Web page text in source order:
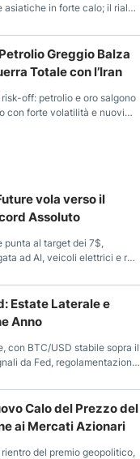
asiatiche in forte calo; il rialzo
Greggio Balza
Totale con l’Iran
off: petrolio e oro salgono
con forte volatilità e nuovi
vola verso il
Assoluto
punta al target dei 7$,
ad AI, veicoli elettrici e reti
Estate Laterale e
Anno
con BTC/USD stabile sopra il
da Fed, regolamentazione
Calo del Prezzo del
ai Mercati Azionari
del premio geopolitico,